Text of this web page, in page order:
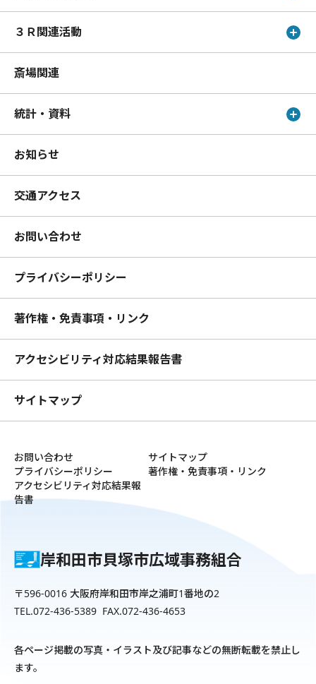
３Ｒ関連活動
斎場関連
統計・資料
お知らせ
交通アクセス
お問い合わせ
プライバシーポリシー
著作権・免責事項・リンク
アクセシビリティ対応結果報告書
サイトマップ
お問い合わせ
サイトマップ
プライバシーポリシー
著作権・免責事項・リンク
アクセシビリティ対応結果報
告書
岸和田市貝塚市広域事務組合
〒596-0016 大阪府岸和田市岸之浦町1番地の2
TEL.072-436-5389 FAX.072-436-4653
各ページ掲載の写真・イラスト及び記事などの無断転載を禁止し
ます。